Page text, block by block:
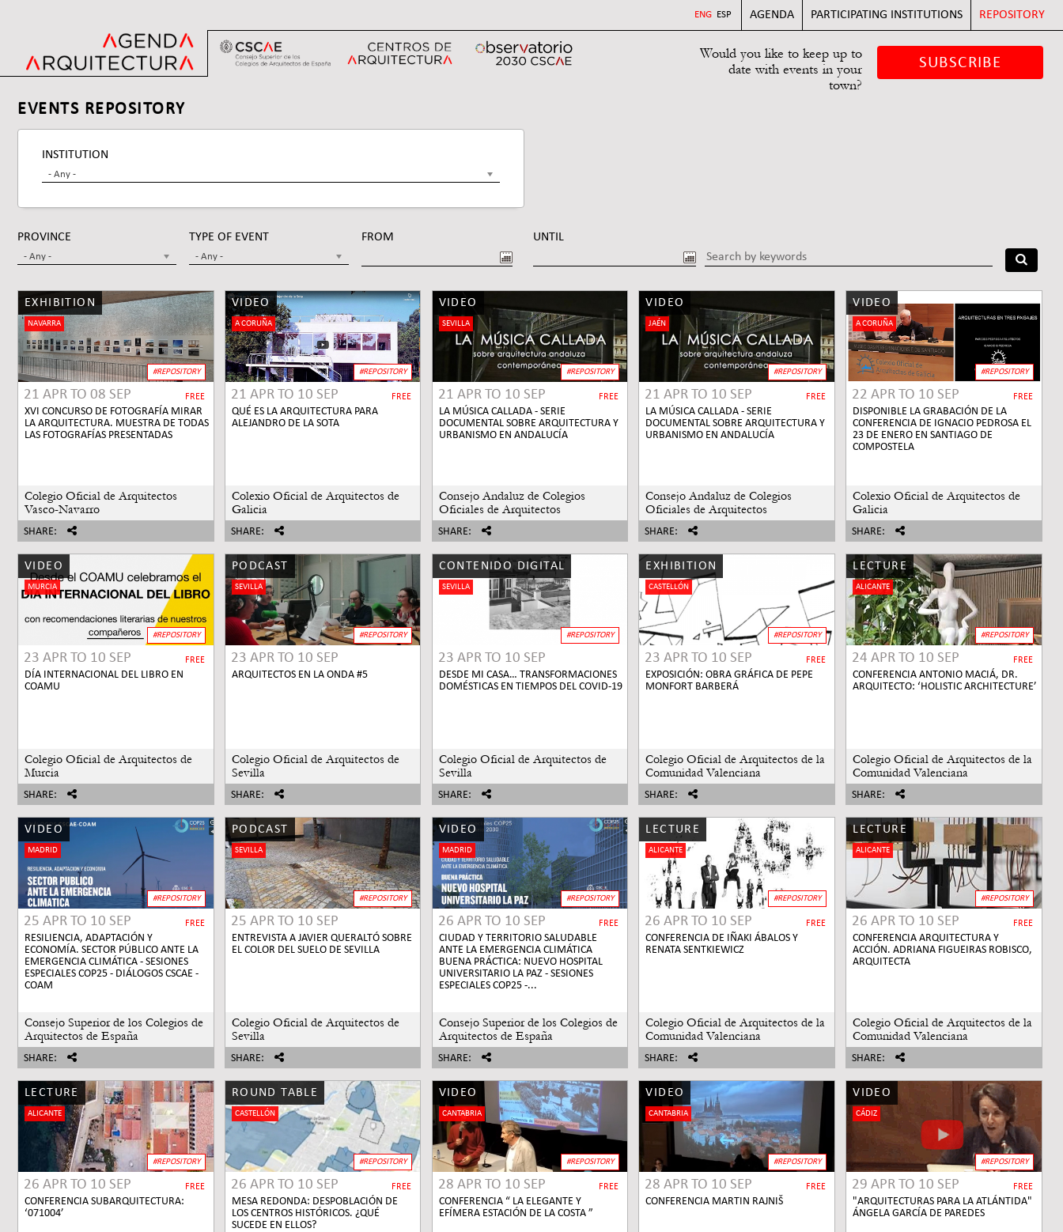
AGENDA PARTICIPATING INSTITUTIONS REPOSITORY
Would you like to keep up to
date with events in your
town?
SUBSCRIBE
ENG ESP
Back
EVENTS REPOSITORY
INSTITUTION
- Any -
PROVINCE
- Any -
TYPE OF EVENT
- Any -
FROM
UNTIL
EXHIBITION
NAVARRA
21 APR TO 08 SEP FREE
XVI CONCURSO DE FOTOGRAFÍA MIRAR
LA ARQUITECTURA. MUESTRA DE TODAS
LAS FOTOGRAFÍAS PRESENTADAS
Colegio Oficial de Arquitectos
Vasco-Navarro
#REPOSITORY
SHARE:
VIDEO
A CORUÑA
21 APRTO 10 SEP FREE
QUÉ ES LA ARQUITECTURA PARA
ALEJANDRO DE LA SOTA
Colexio Oficial de Arquitectos de
Galicia
#REPOSITORY
SHARE:
VIDEO
SEVILLA
21 APRTO 10 SEP FREE
LA MÚSICA CALLADA - SERIE
DOCUMENTAL SOBRE ARQUITECTURA Y
URBANISMO EN ANDALUCÍA
Consejo Andaluz de Colegios
Oficiales de Arquitectos
#REPOSITORY
SHARE:
VIDEO
JAÉN
21 APR TO 10 SEP FREE
LA MÚSICA CALLADA - SERIE
DOCUMENTAL SOBRE ARQUITECTURA Y
URBANISMO EN ANDALUCÍA
Consejo Andaluz de Colegios
Oficiales de Arquitectos
#REPOSITORY
SHARE:
VIDEO
A CORUÑA
22 APR TO 10 SEP FREE
DISPONIBLE LA GRABACIÓN DE LA
CONFERENCIA DE IGNACIO PEDROSA EL
23 DE ENERO EN SANTIAGO DE
COMPOSTELA
Colexio Oficial de Arquitectos de
Galicia
#REPOSITORY
SHARE:
VIDEO
MURCIA
23 APR TO 10 SEP FREE
DÍA INTERNACIONAL DEL LIBRO EN
COAMU
Colegio Oficial de Arquitectos de
Murcia
#REPOSITORY
SHARE:
PODCAST
SEVILLA
23 APRTO 10 SEP
ARQUITECTOS EN LA ONDA #5
Colegio Oficial de Arquitectos de
Sevilla
#REPOSITORY
SHARE:
CONTENIDO DIGITAL
SEVILLA
23 APRTO 10 SEP
DESDE MI CASA… TRANSFORMACIONES
DOMÉSTICAS EN TIEMPOS DEL COVID-19
Colegio Oficial de Arquitectos de
Sevilla
#REPOSITORY
SHARE:
EXHIBITION
CASTELLÓN
23 APR TO 10 SEP FREE
EXPOSICIÓN: OBRA GRÁFICA DE PEPE
MONFORT BARBERÁ
Colegio Oficial de Arquitectos de la
Comunidad Valenciana
#REPOSITORY
SHARE:
LECTURE
ALICANTE
24 APR TO 10 SEP FREE
CONFERENCIA ANTONIO MACIÁ, DR.
ARQUITECTO: ‘HOLISTIC ARCHITECTURE’
Colegio Oficial de Arquitectos de la
Comunidad Valenciana
#REPOSITORY
SHARE:
VIDEO
MADRID
25 APR TO 10 SEP FREE
RESILIENCIA, ADAPTACIÓN Y
ECONOMÍA. SECTOR PÚBLICO ANTE LA
EMERGENCIA CLIMÁTICA - SESIONES
ESPECIALES COP25 - DIÁLOGOS CSCAE -
COAM
Consejo Superior de los Colegios de
Arquitectos de España
#REPOSITORY
SHARE:
PODCAST
SEVILLA
25 APRTO 10 SEP
ENTREVISTA A JAVIER QUERALTÓ SOBRE
EL COLOR DEL SUELO DE SEVILLA
Colegio Oficial de Arquitectos de
Sevilla
#REPOSITORY
SHARE:
VIDEO
MADRID
26 APRTO 10 SEP FREE
CIUDAD Y TERRITORIO SALUDABLE
ANTE LA EMERGENCIA CLIMÁTICA
BUENA PRÁCTICA: NUEVO HOSPITAL
UNIVERSITARIO LA PAZ - SESIONES
ESPECIALES COP25 -...
Consejo Superior de los Colegios de
Arquitectos de España
#REPOSITORY
SHARE:
LECTURE
ALICANTE
26 APR TO 10 SEP FREE
CONFERENCIA DE IÑAKI ÁBALOS Y
RENATA SENTKIEWICZ
Colegio Oficial de Arquitectos de la
Comunidad Valenciana
#REPOSITORY
SHARE:
LECTURE
ALICANTE
26 APR TO 10 SEP FREE
CONFERENCIA ARQUITECTURA Y
ACCIÓN. ADRIANA FIGUEIRAS ROBISCO,
ARQUITECTA
Colegio Oficial de Arquitectos de la
Comunidad Valenciana
#REPOSITORY
SHARE:
LECTURE
ALICANTE
26 APR TO 10 SEP FREE
CONFERENCIA SUBARQUITECTURA:
‘071004’
#REPOSITORY
ROUND TABLE
CASTELLÓN
26 APRTO 10 SEP FREE
MESA REDONDA: DESPOBLACIÓN DE
LOS CENTROS HISTÓRICOS. ¿QUÉ
SUCEDE EN ELLOS?
#REPOSITORY
VIDEO
CANTABRIA
28 APRTO 10 SEP FREE
CONFERENCIA “ LA ELEGANTE Y
EFÍMERA ESTACIÓN DE LA COSTA ”
#REPOSITORY
VIDEO
CANTABRIA
28 APR TO 10 SEP FREE
CONFERENCIA MARTIN RAJNIŠ
#REPOSITORY
VIDEO
CÁDIZ
29 APR TO 10 SEP FREE
"ARQUITECTURAS PARA LA ATLÁNTIDA"
ÁNGELA GARCÍA DE PAREDES
#REPOSITORY
Pages
Back